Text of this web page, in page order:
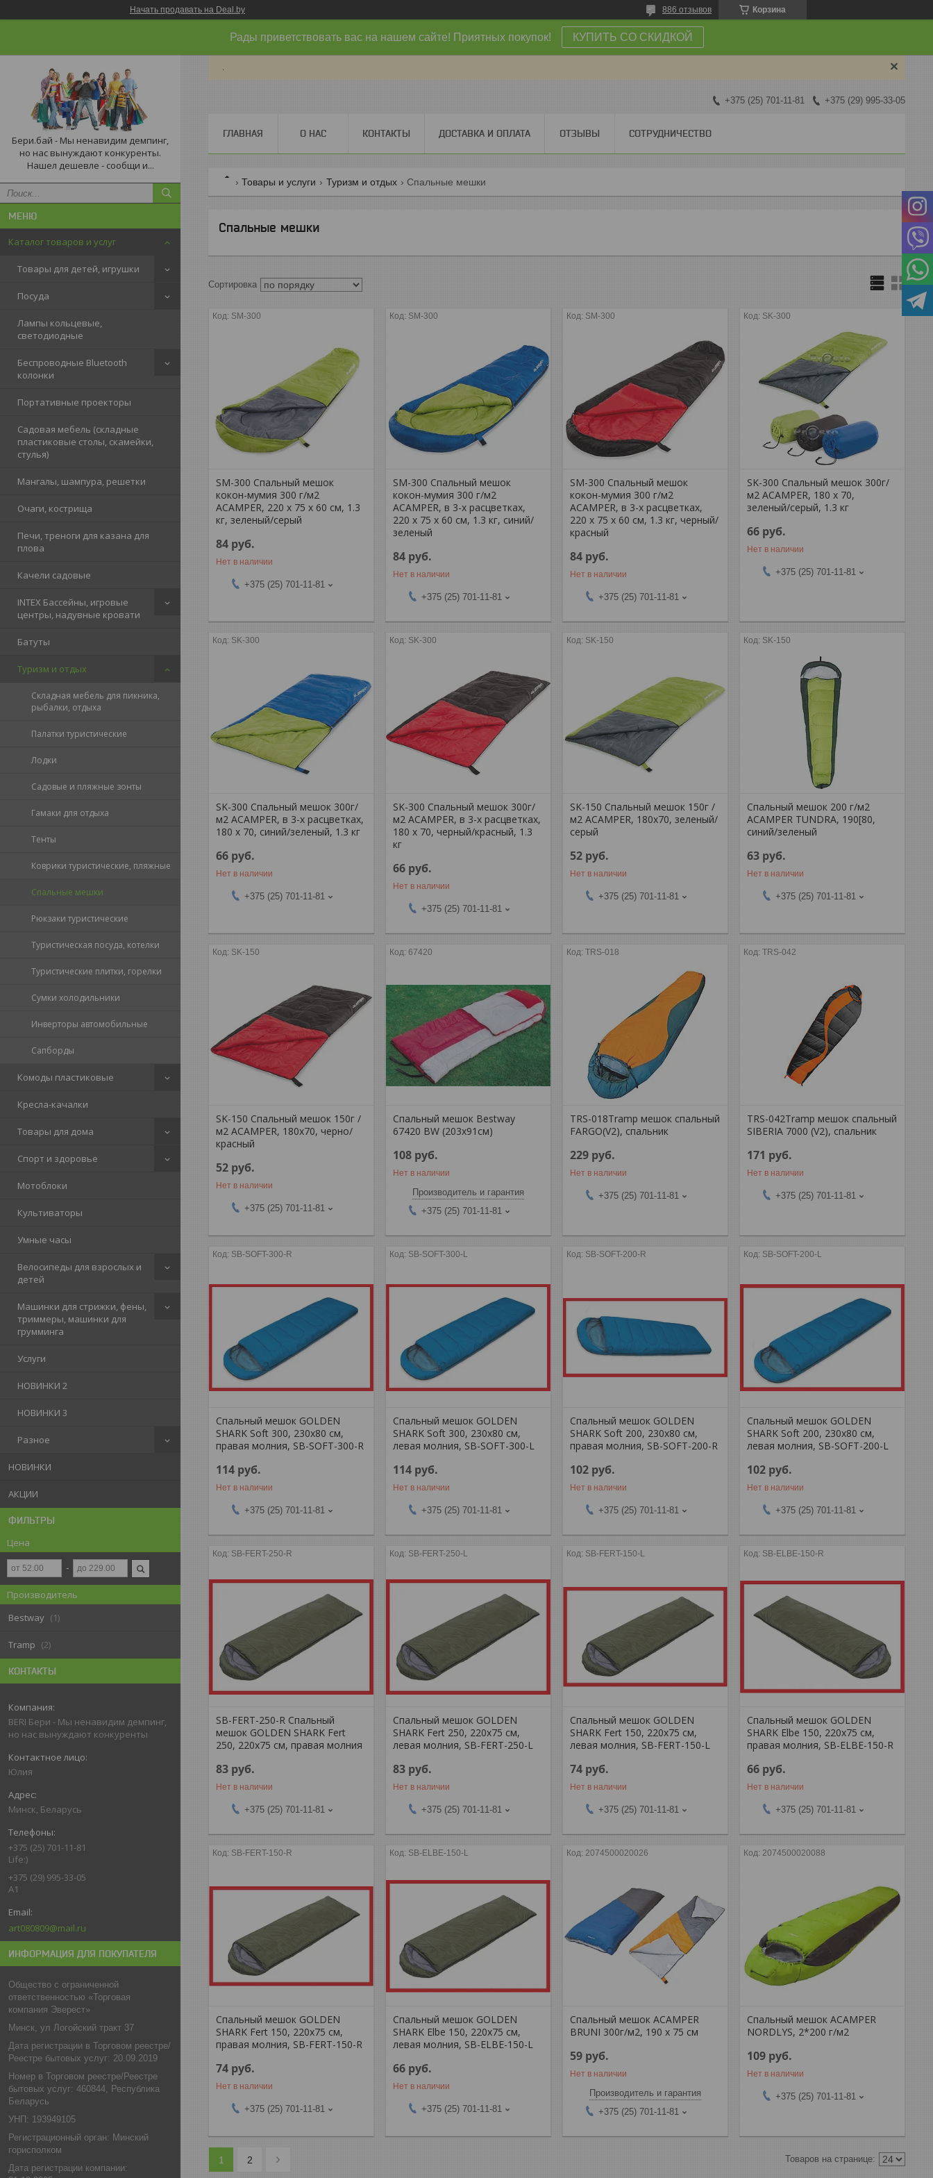
Начать продавать на Deal.by Корзина
886 отзывов
Рады приветствовать вас на нашем сайте! Приятных покупок! КУПИТЬ СО СКИДКОЙ
Бери.бай - Мы ненавидим демпинг,
но нас вынуждают конкуренты.
Нашел дешевле - сообщи и...
Каталог товаров и услуг
Товары для детей, игрушки
Посуда
Лампы кольцевые,
светодиодные
Беспроводные Bluetooth
колонки
Портативные проекторы
Садовая мебель (складные
пластиковые столы, скамейки,
стулья)
Мангалы, шампура, решетки
Очаги, кострища
Печи, треноги для казана для
плова
Качели садовые
INTEX Бассейны, игровые
центры, надувные кровати
Батуты
Туризм и отдых
Складная мебель для пикника,
рыбалки, отдыха
Палатки туристические
Лодки
Садовые и пляжные зонты
Гамаки для отдыха
Тенты
Коврики туристические, пляжные
Спальные мешки
Рюкзаки туристические
Туристическая посуда, котелки
Туристические плитки, горелки
Сумки холодильники
Инверторы автомобильные
Сапборды
Комоды пластиковые
Кресла-качалки
Товары для дома
Спорт и здоровье
Мотоблоки
Культиваторы
Умные часы
Велосипеды для взрослых и
детей
Машинки для стрижки, фены,
триммеры, машинки для
грумминга
Услуги
НОВИНКИ 2
НОВИНКИ 3
Разное
НОВИНКИ
АКЦИИ
ФИЛЬТРЫ
Цена
Производитель
Bestway
1
Tramp 2
КОНТАКТЫ
BERI Бери - Мы ненавидим демпинг,
но нас вынуждают конкуренты
Юлия
Минск, Беларусь
+375 (25) 701-11-81
Life:)
+375 (29) 995-33-05
A1
art080809@mail.ru
ИНФОРМАЦИЯ ДЛЯ ПОКУПАТЕЛЯ
Общество с ограниченной
ответственностью «Торговая
компания Эверест»
Минск, ул Логойский тракт 37
Дата регистрации в Торговом реестре/
Реестре бытовых услуг: 20.09.2019
Номер в Торговом реестре/Реестре
бытовых услуг: 460844, Республика
Беларусь
УНП: 193949105
Регистрационный орган: Минский
горисполком
Дата регистрации компании:
.
+375 (25) 701-11-81 +375 (29) 995-33-05
ГЛАВНАЯ О НАС КОНТАКТЫ ДОСТАВКА И ОПЛАТА ОТЗЫВЫ СОТРУДНИЧЕСТВО
Товары и услуги Туризм и отдых Спальные мешки
Спальные мешки
SM-300
SM-300 Спальный мешок
кокон-мумия 300 г/м2
ACAMPER, 220 х 75 х 60 см, 1.3
кг, зеленый/серый
84 руб.
Нет в наличии
+375 (25) 701-11-81
SM-300
SM-300 Спальный мешок
кокон-мумия 300 г/м2
ACAMPER, в 3-х расцветках,
220 х 75 х 60 см, 1.3 кг, синий/
зеленый
84 руб.
Нет в наличии
+375 (25) 701-11-81
SM-300
SM-300 Спальный мешок
кокон-мумия 300 г/м2
ACAMPER, в 3-х расцветках,
220 х 75 х 60 см, 1.3 кг, черный/
красный
84 руб.
Нет в наличии
+375 (25) 701-11-81
SK-300
SK-300 Спальный мешок 300г/
м2 ACAMPER, 180 х 70,
зеленый/серый, 1.3 кг
66 руб.
Нет в наличии
+375 (25) 701-11-81
SK-300
SK-300 Спальный мешок 300г/
м2 ACAMPER, в 3-х расцветках,
180 х 70, синий/зеленый, 1.3 кг
66 руб.
Нет в наличии
+375 (25) 701-11-81
SK-300
SK-300 Спальный мешок 300г/
м2 ACAMPER, в 3-х расцветках,
180 х 70, черный/красный, 1.3
кг
66 руб.
Нет в наличии
+375 (25) 701-11-81
SK-150
SK-150 Спальный мешок 150г /
м2 ACAMPER, 180х70, зеленый/
серый
52 руб.
Нет в наличии
+375 (25) 701-11-81
SK-150
Спальный мешок 200 г/м2
ACAMPER TUNDRA, 190[80,
синий/зеленый
63 руб.
Нет в наличии
+375 (25) 701-11-81
SK-150
SK-150 Спальный мешок 150г /
м2 ACAMPER, 180х70, черно/
красный
52 руб.
Нет в наличии
+375 (25) 701-11-81
67420
Спальный мешок Bestway
67420 BW (203х91см)
108 руб.
Нет в наличии
Производитель и гарантия
+375 (25) 701-11-81
TRS-018
TRS-018Tramp мешок спальный
FARGO(V2), спальник
229 руб.
Нет в наличии
+375 (25) 701-11-81
TRS-042
TRS-042Tramp мешок спальный
SIBERIA 7000 (V2), спальник
171 руб.
Нет в наличии
+375 (25) 701-11-81
SB-SOFT-300-R
Спальный мешок GOLDEN
SHARK Soft 300, 230х80 см,
правая молния, SB-SOFT-300-R
114 руб.
Нет в наличии
+375 (25) 701-11-81
SB-SOFT-300-L
Спальный мешок GOLDEN
SHARK Soft 300, 230х80 см,
левая молния, SB-SOFT-300-L
114 руб.
Нет в наличии
+375 (25) 701-11-81
SB-SOFT-200-R
Спальный мешок GOLDEN
SHARK Soft 200, 230х80 см,
правая молния, SB-SOFT-200-R
102 руб.
Нет в наличии
+375 (25) 701-11-81
SB-SOFT-200-L
Спальный мешок GOLDEN
SHARK Soft 200, 230х80 см,
левая молния, SB-SOFT-200-L
102 руб.
Нет в наличии
+375 (25) 701-11-81
SB-FERT-250-R
SB-FERT-250-R Спальный
мешок GOLDEN SHARK Fert
250, 220х75 см, правая молния
83 руб.
Нет в наличии
+375 (25) 701-11-81
SB-FERT-250-L
Спальный мешок GOLDEN
SHARK Fert 250, 220х75 см,
левая молния, SB-FERT-250-L
83 руб.
Нет в наличии
+375 (25) 701-11-81
SB-FERT-150-L
Спальный мешок GOLDEN
SHARK Fert 150, 220х75 см,
левая молния, SB-FERT-150-L
74 руб.
Нет в наличии
+375 (25) 701-11-81
SB-ELBE-150-R
Спальный мешок GOLDEN
SHARK Elbe 150, 220х75 см,
правая молния, SB-ELBE-150-R
66 руб.
Нет в наличии
+375 (25) 701-11-81
SB-FERT-150-R
Спальный мешок GOLDEN
SHARK Fert 150, 220х75 см,
правая молния, SB-FERT-150-R
74 руб.
Нет в наличии
+375 (25) 701-11-81
SB-ELBE-150-L
Спальный мешок GOLDEN
SHARK Elbe 150, 220х75 см,
левая молния, SB-ELBE-150-L
66 руб.
Нет в наличии
+375 (25) 701-11-81
2074500020026
Спальный мешок ACAMPER
BRUNI 300г/м2, 190 х 75 см
59 руб.
Нет в наличии
Производитель и гарантия
+375 (25) 701-11-81
2074500020088
Спальный мешок ACAMPER
NORDLYS, 2*200 г/м2
109 руб.
Нет в наличии
+375 (25) 701-11-81
1 2